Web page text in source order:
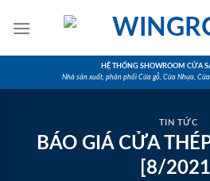
HỆ THỐNG SHOWROOM CỬA
Nhà sản xuất, phân phối Cửa gỗ, Cửa Nhựa,
TIN TỨC
BÁO GIÁ CỬA
[8/2021]